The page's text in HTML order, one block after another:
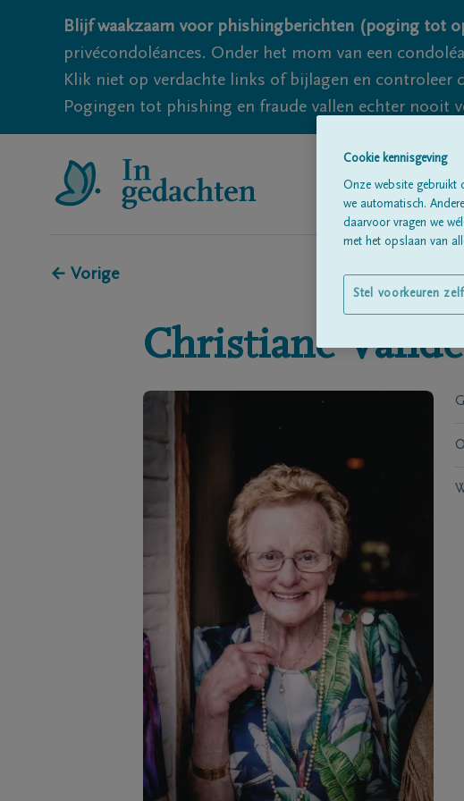
Blijf waakzaam voor phishingberichten (poging tot
privécondoléances. Onder het mom van een
Klik niet op verdachte links of bijlagen en controleer
Pogingen tot phishing en fraude vallen echter nooit
← Vorige
Christiane
Cookie kennisgeving
Onze website gebruikt
we automatisch.
daarvoor vragen we
met het opslaan van
Stel voorkeuren